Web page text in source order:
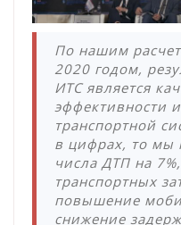
По нашим
2020 годом,
ИТС является
эффективности
транспортной
в цифрах, то мы
числа ДТП на
транспортных
повышение
снижение